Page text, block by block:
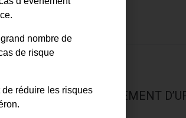
DU LOGEMENT
nombre de
de risque
réduire les risques